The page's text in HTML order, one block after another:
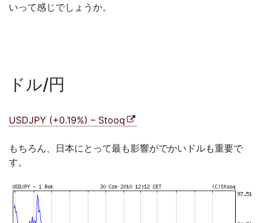
いって感じでしょうか。
ドル/円
USDJPY (+0.19%) – Stooq
もちろん、日本にとって最も影響がでかいドルも重要で
す。